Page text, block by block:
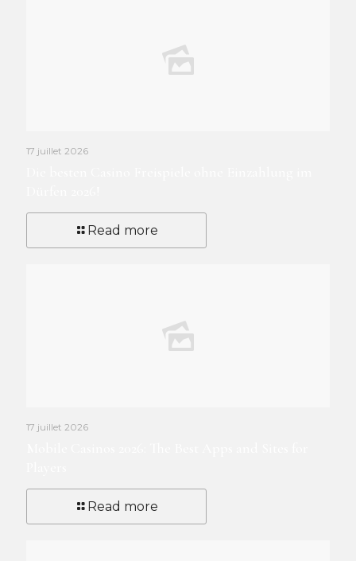
17 juillet 2026
Read more
17 juillet 2026
Read more